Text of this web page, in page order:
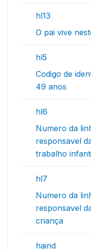
hl13
O pai vive
hl5
Codigo de
49 anos
hl6
Numero da
responsavel
trabalho
hl7
Numero da
responsavel
criança
haind